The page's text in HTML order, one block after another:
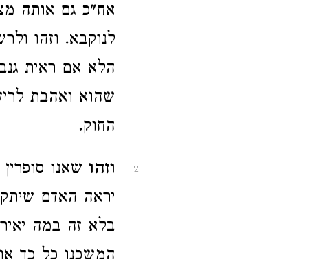
אח"כ גם אותה
לנוקבא. וזהו
הלא אם ראית
שהוא ואהבת
החוק.
2 וזהו שאנו
יראה האדם
בלא זה במה